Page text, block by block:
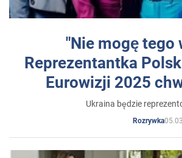
"Nie mogę tego
Reprezentantka
Eurowizji 2025
Ukraina będzie
Rozrywka